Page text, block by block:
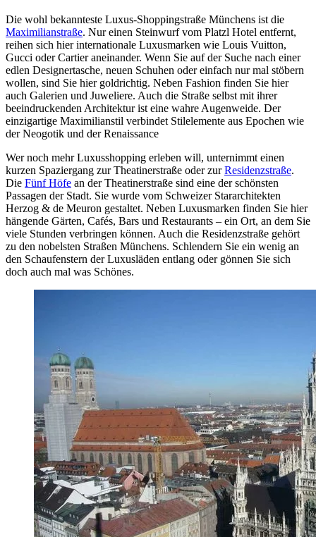
Die wohl bekannteste Luxus-Shoppingstraße Münchens ist die
Maximilianstraße. Nur einen Steinwurf vom Platzl Hotel entfernt,
reihen sich hier internationale Luxusmarken wie Louis Vuitton,
Gucci oder Cartier aneinander. Wenn Sie auf der Suche nach einer
edlen Designertasche, neuen Schuhen oder einfach nur mal stöbern
wollen, sind Sie hier goldrichtig. Neben Fashion finden Sie hier
auch Galerien und Juweliere. Auch die Straße selbst mit ihrer
beeindruckenden Architektur ist eine wahre Augenweide. Der
einzigartige Maximilianstil verbindet Stilelemente aus Epochen wie
der Neogotik und der Renaissance
Wer noch mehr Luxusshopping erleben will, unternimmt einen
kurzen Spaziergang zur Theatinerstraße oder zurResidenzstraße.
Die Fünf Höfe an der Theatinerstraße sind eine der schönsten
Passagen der Stadt. Sie wurde vom Schweizer Stararchitekten
Herzog & de Meuron gestaltet. Neben Luxusmarken finden Sie hier
hängende Gärten, Cafés, Bars und Restaurants – ein Ort, an dem Sie
viele Stunden verbringen können. Auch die Residenzstraße gehört
zu den nobelsten Straßen Münchens. Schlendern Sie ein wenig an
den Schaufenstern der Luxusläden entlang oder gönnen Sie sich
doch auch mal was Schönes.